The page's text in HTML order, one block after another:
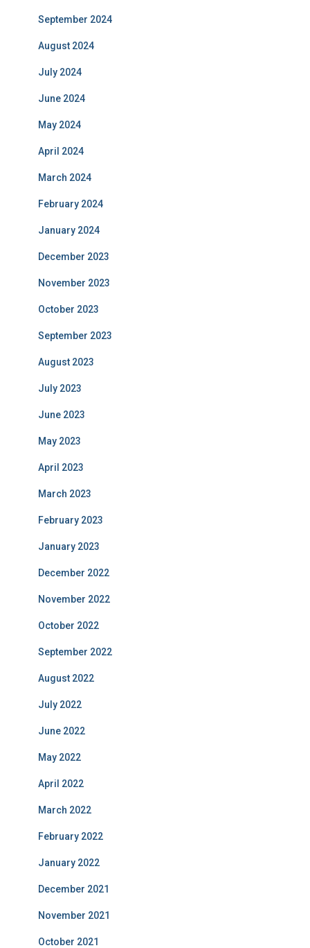
September 2024
August 2024
July 2024
June 2024
May 2024
April 2024
March 2024
February 2024
January 2024
December 2023
November 2023
October 2023
September 2023
August 2023
July 2023
June 2023
May 2023
April 2023
March 2023
February 2023
January 2023
December 2022
November 2022
October 2022
September 2022
August 2022
July 2022
June 2022
May 2022
April 2022
March 2022
February 2022
January 2022
December 2021
November 2021
October 2021